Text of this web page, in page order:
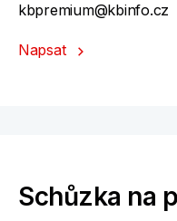
kbpremium@kbinfo.cz
Napsat
Schůzka na